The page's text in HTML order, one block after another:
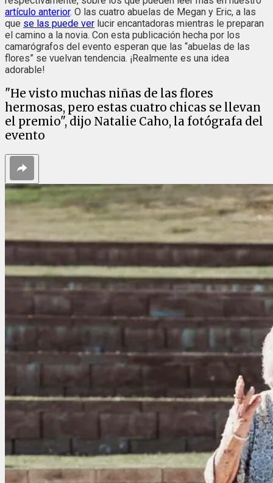
artículo anterior. O las cuatro abuelas de Megan y Eric, a las
que se las puede ver lucir encantadoras mientras le preparan
el camino a la novia. Con esta publicación hecha por los
camarógrafos del evento esperan que las “abuelas de las
flores” se vuelvan tendencia. ¡Realmente es una idea
adorable!
"He visto muchas niñas de las flores
hermosas, pero estas cuatro chicas se llevan
el premio", dijo Natalie Caho, la fotógrafa del
evento